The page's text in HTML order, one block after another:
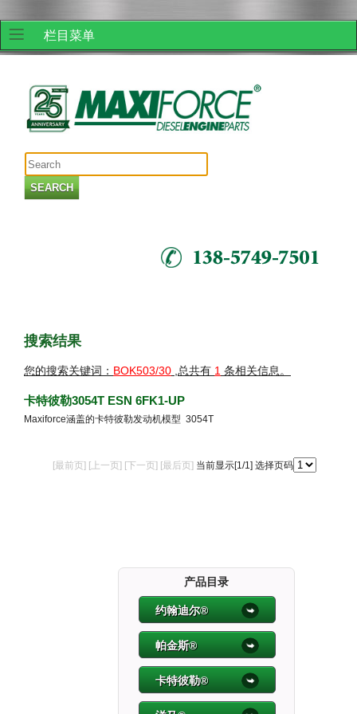
栏目菜单
content
Search form
搜索结果
您的搜索关键词： BOK503/30 ,总共有 1 条相关信息。
卡特彼勒3054T ESN 6FK1-UP
Maxiforce涵盖的卡特彼勒发动机模型 3054T
[最前页] [上一页] [下一页] [最后页] 当前显示[1/1] 选择页码
产品目录
约翰迪尔®
帕金斯®
卡特彼勒®